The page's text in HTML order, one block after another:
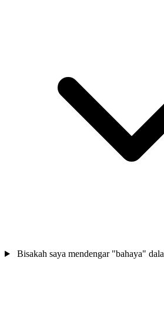
Bisakah saya mendengar "bahaya"